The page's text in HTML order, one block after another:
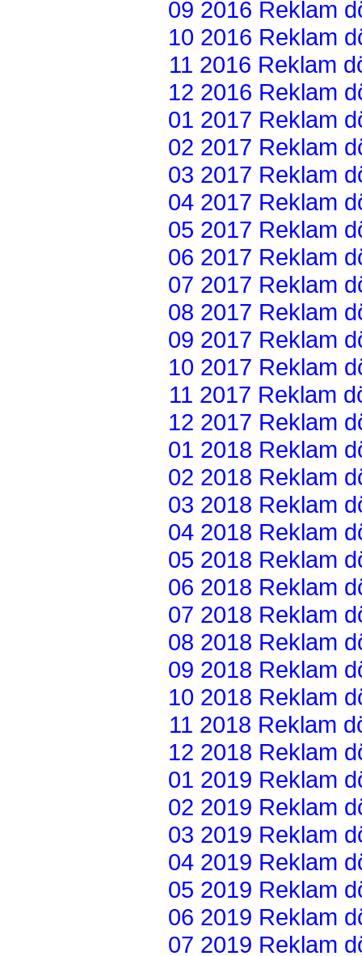
09 2016 Reklam
10 2016 Reklam
11 2016 Reklam
12 2016 Reklam
01 2017 Reklam
02 2017 Reklam
03 2017 Reklam
04 2017 Reklam
05 2017 Reklam
06 2017 Reklam
07 2017 Reklam
08 2017 Reklam
09 2017 Reklam
10 2017 Reklam
11 2017 Reklam
12 2017 Reklam
01 2018 Reklam
02 2018 Reklam
03 2018 Reklam
04 2018 Reklam
05 2018 Reklam
06 2018 Reklam
07 2018 Reklam
08 2018 Reklam
09 2018 Reklam
10 2018 Reklam
11 2018 Reklam
12 2018 Reklam
01 2019 Reklam
02 2019 Reklam
03 2019 Reklam
04 2019 Reklam
05 2019 Reklam
06 2019 Reklam
07 2019 Reklam